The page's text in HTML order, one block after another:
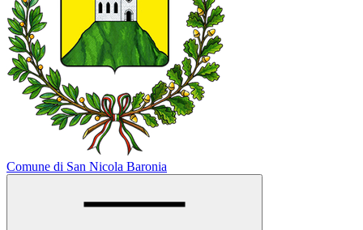
Comune di San Nicola Baronia